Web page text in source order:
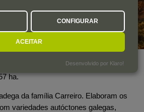
ha.
da família Carreiro. Elaboram os
variedades autóctones galegas,
CONFIGURAR
ACEITAR
Desenvolvido por Klaro!